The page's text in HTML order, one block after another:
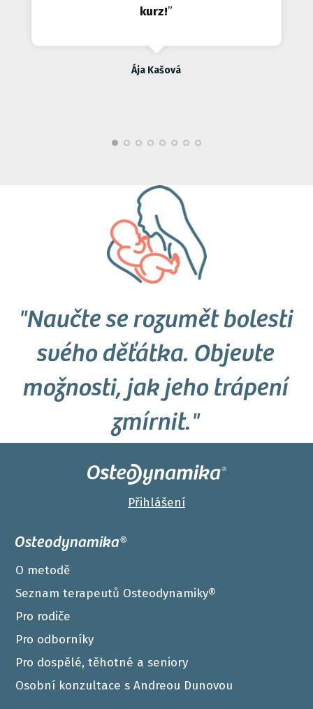
kurz!”
Ája Kašová
"Naučte se rozumět bolesti
svého děťátka. Objevte
možnosti, jak jeho trápení
zmírnit."
Přihlášení
Osteodynamika®
O metodě
Seznam terapeutů Osteodynamiky®
Pro rodiče
Pro odborníky
Pro dospělé, těhotné a seniory
Osobní konzultace s Andreou Dunovou